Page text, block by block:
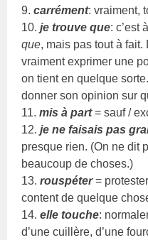
9.carrément: vraiment,
10.je trouve que: c’est
que, mais pas tout à
vraiment exprimer une
on tient en quelque
donner son opinion sur
11.mis à part= sauf /
12.je ne faisais pas
presque rien. (On ne dit
beaucoup de choses.)
13.rouspéter=
content de quelque
14.elle touche:
d’une cuillère, d’une